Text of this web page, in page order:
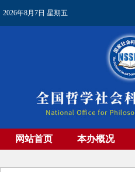
2026年8月7日 星期五
网站首页 本办概况